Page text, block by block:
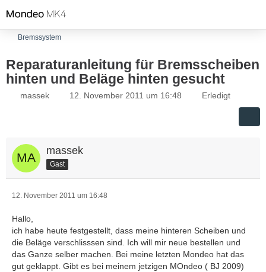
Bremssystem
Reparaturanleitung für Bremsscheiben
hinten und Beläge hinten gesucht
massek 12. November 2011 um 16:48 Erledigt
massek
Gast
12. November 2011 um 16:48
Hallo,
ich habe heute festgestellt, dass meine hinteren Scheiben und
die Beläge verschlisssen sind. Ich will mir neue bestellen und
das Ganze selber machen. Bei meine letzten Mondeo hat das
gut geklappt. Gibt es bei meinem jetzigen MOndeo ( BJ 2009)